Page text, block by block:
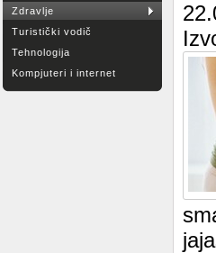
Zdravlje
Turistički vodič
Tehnologija
Kompjuteri i internet